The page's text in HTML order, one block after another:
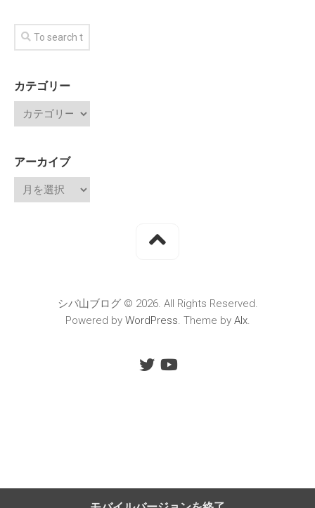
カテゴリー
アーカイブ
シバ山ブログ © 2026. All Rights Reserved.
Powered by WordPress. Theme by Alx.